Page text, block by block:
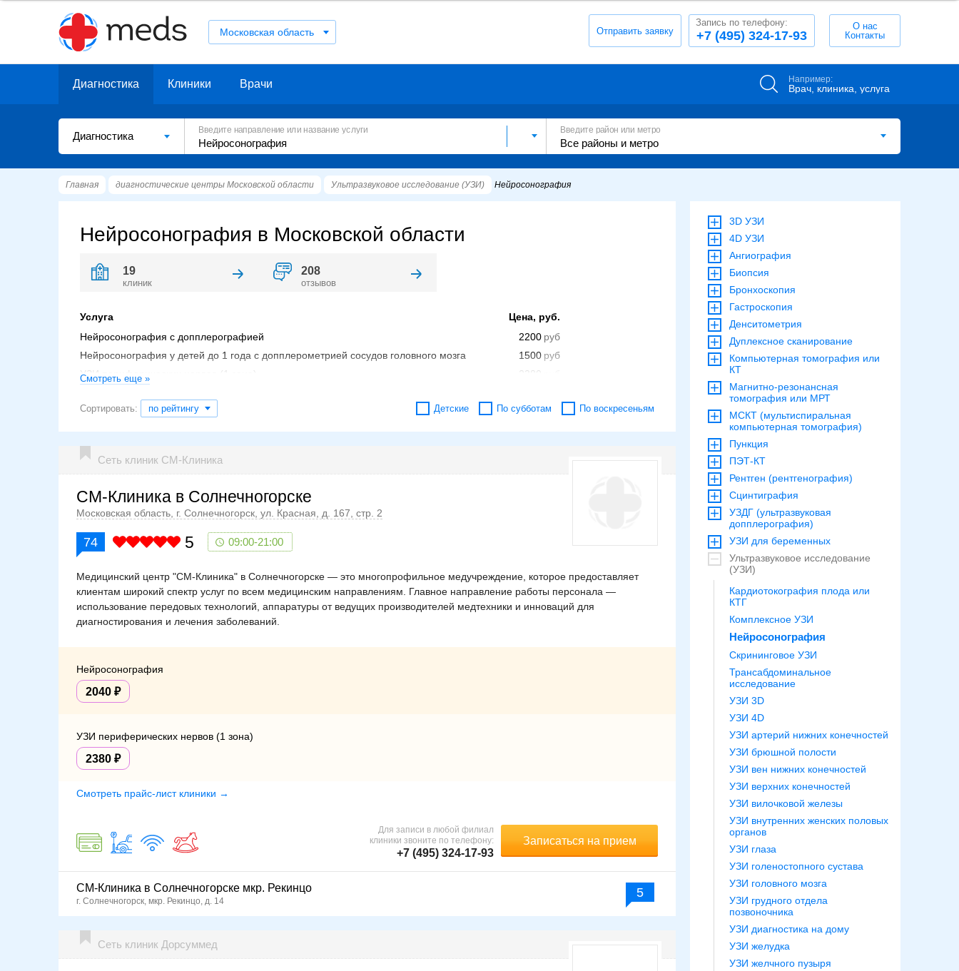
Московская область Отправить заявку +7 (495) 324-17-93
Запись по телефону:
О нас
Контакты
Диагностика Клиники Врачи Например:
Врач, клиника, услуга
Диагностика
Введите направление или название услуги Введите район или метро
Главная диагностические центры Московской области Ультразвуковое исследование (УЗИ) Нейросонография
Нейросонография в Московской области
19
клиник
208
отзывов
Услуга
Цена, руб.
Нейросонография с допплерографией
2200
Нейросонография у детей до 1 года с допплерометрией сосудов головного мозга
1500
УЗИ периферических нервов (1 зона)
2380
Нейросонография (УЗИ головного мозга у новорожденных)
1500
Нейросонография через родничок с допплерографией новорожденным
Нейросонография детская
УЗИ головного мозга у детей до 1 года включительн
Смотреть еще »
Сортировать: по рейтингу Детские По субботам По воскресеньям
Сеть клиник СМ-Клиника
СМ-Клиника в Солнечногорске
Московская область, г. Солнечногорск, ул. Красная, д. 167, стр. 2
74 5 09:00-21:00
Медицинский центр "СМ-Клиника" в Солнечногорске — это многопрофильное медучреждение, которое предоставляет
клиентам широкий спектр услуг по всем медицинским направлениям. Главное направление работы персонала —
использование передовых технологий, аппаратуры от ведущих производителей медтехники и инноваций для
диагностирования и лечения заболеваний.
Нейросонография
2040
УЗИ периферических нервов (1 зона)
2380
Смотреть прайс-лист клиники →
Записаться на прием
Для записи в любой филиал
клиники звоните по телефону:
+7 (495) 324-17-93
СМ-Клиника в Солнечногорске мкр. Рекинцо 5
г. Солнечногорск, мкр. Рекинцо, д. 14
Сеть клиник Дорсуммед
3D УЗИ
4D УЗИ
Ангиография
Биопсия
Бронхоскопия
Гастроскопия
Денситометрия
Дуплексное сканирование
Компьютерная томография или
КТ
Магнитно-резонансная
томография или МРТ
МСКТ (мультиспиральная
компьютерная томография)
Пункция
ПЭТ-КТ
Рентген (рентгенография)
Сцинтиграфия
УЗДГ (ультразвуковая
допплерография)
УЗИ для беременных
Ультразвуковое исследование
(УЗИ)
Кардиотокография плода или
КТГ
Комплексное УЗИ
Нейросонография
Скрининговое УЗИ
Трансабдоминальное
исследование
УЗИ 3D
УЗИ 4D
УЗИ артерий нижних конечностей
УЗИ брюшной полости
УЗИ вен нижних конечностей
УЗИ верхних конечностей
УЗИ вилочковой железы
УЗИ внутренних женских половых
органов
УЗИ глаза
УЗИ голеностопного сустава
УЗИ головного мозга
УЗИ грудного отдела
позвоночника
УЗИ диагностика на дому
УЗИ желудка
УЗИ желчного пузыря